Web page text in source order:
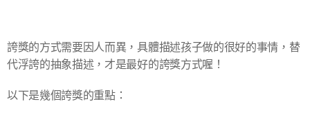
誇獎的方式需要因人而異，具體描述孩子做的很好的事情，替
代浮誇的抽象描述，才是最好的誇獎方式喔！
以下是幾個誇獎的重點：​